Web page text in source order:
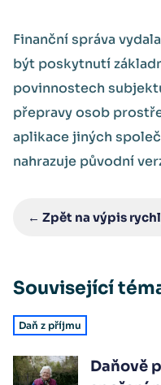
Finanční správa
být poskytnutí
povinnostech
přepravy osob
aplikace jiných
nahrazuje původní
← Zpět na výpis
Související
Daň z příjmu
Daňově